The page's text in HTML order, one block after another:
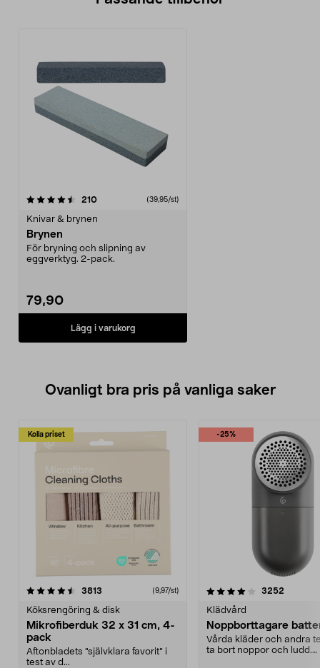
210recensioner (39,95/st)
Knivar & brynen
Brynen
För bryning och slipning av
eggverktyg. 2-pack.
79,90
Lägg i varukorg
Ovanligt bra pris på vanliga saker
Kolla priset
3813 (9,97/st)
Köksrengöring & disk
Mikrofiberduk 32 x 31 cm, 4-
pack
Aftonbladets "självklara favorit” i
test av d...
-25%
4.0av 5 stjärnor 3252
Klädvård
Noppborttagare
Vårda kläder och andra
ta bort noppor och ludd.
4.5av 5 stjärnor